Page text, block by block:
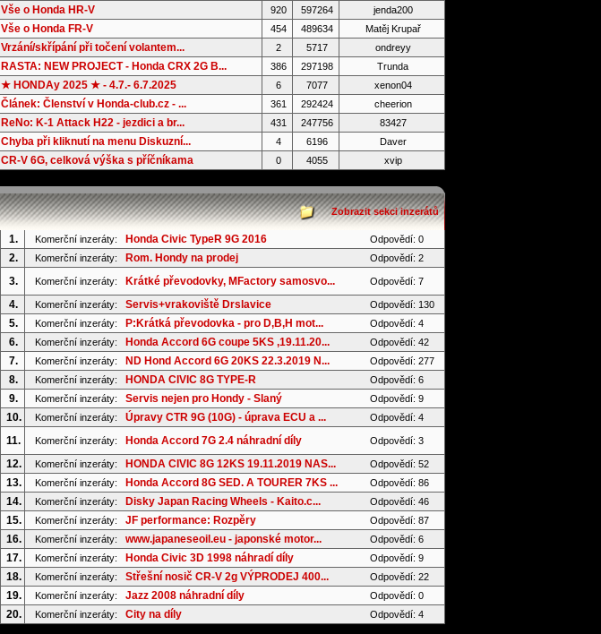
Vše o Honda HR-V 920 597264 jenda200
Vše o Honda FR-V 454 489634 Matěj Krupař
Vrzání/skřípání při točení volantem... 2 5717 ondreyy
RASTA: NEW PROJECT - Honda CRX 2G B... 386 297198 Trunda
★ HONDAy 2025 ★ - 4.7.- 6.7.2025 6 7077 xenon04
Článek: Členství v Honda-club.cz - ... 361 292424 cheerion
ReNo: K-1 Attack H22 - jezdici a br... 431 247756 83427
Chyba při kliknutí na menu Diskuzní... 4 6196 Daver
CR-V 6G, celková výška s příčníkama 0 4055 xvip
Zobrazit sekci inzerátů
1. Komerční inzeráty: Honda Civic TypeR 9G 2016 Odpovědí: 0
2. Komerční inzeráty: Rom. Hondy na prodej Odpovědí: 2
3. Komerční inzeráty: Krátké převodovky, MFactory samosvo... Odpovědí: 7
4. Komerční inzeráty: Servis+vrakoviště Drslavice Odpovědí: 130
5. Komerční inzeráty: P:Krátká převodovka - pro D,B,H mot... Odpovědí: 4
6. Komerční inzeráty: Honda Accord 6G coupe 5KS ,19.11.20... Odpovědí: 42
7. Komerční inzeráty: ND Hond Accord 6G 20KS 22.3.2019 N... Odpovědí: 277
8. Komerční inzeráty: HONDA CIVIC 8G TYPE-R Odpovědí: 6
9. Komerční inzeráty: Servis nejen pro Hondy - Slaný Odpovědí: 9
10. Komerční inzeráty: Úpravy CTR 9G (10G) - úprava ECU a ... Odpovědí: 4
11. Komerční inzeráty: Honda Accord 7G 2.4 náhradní díly Odpovědí: 3
12. Komerční inzeráty: HONDA CIVIC 8G 12KS 19.11.2019 NAS... Odpovědí: 52
13. Komerční inzeráty: Honda Accord 8G SED. A TOURER 7KS ... Odpovědí: 86
14. Komerční inzeráty: Disky Japan Racing Wheels - Kaito.c... Odpovědí: 46
15. Komerční inzeráty: JF performance: Rozpěry Odpovědí: 87
16. Komerční inzeráty: www.japaneseoil.eu - japonské motor... Odpovědí: 6
17. Komerční inzeráty: Honda Civic 3D 1998 náhradí díly Odpovědí: 9
18. Komerční inzeráty: Střešní nosič CR-V 2g VÝPRODEJ 400... Odpovědí: 22
19. Komerční inzeráty: Jazz 2008 náhradní díly Odpovědí: 0
20. Komerční inzeráty: City na díly Odpovědí: 4